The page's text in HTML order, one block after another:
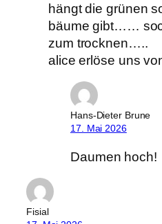
hängt die grünen
bäume gibt……
zum trocknen…..
alice erlöse uns
Hans-Dieter Brune
17. Mai 2026
Daumen hoch!
Fisial